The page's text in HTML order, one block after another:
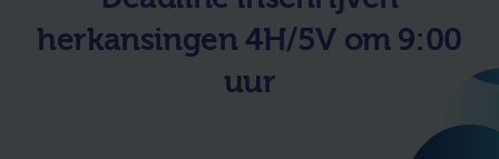
Twickel College Avila College
herkansingen 4H/5V om 9:00
uur